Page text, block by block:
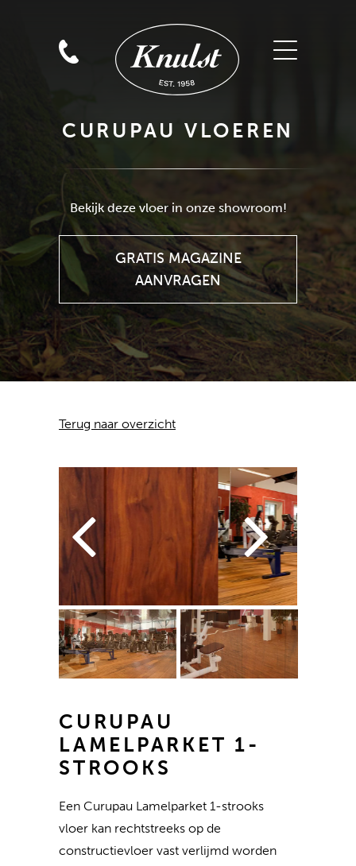
CURUPAU VLOEREN
Bekijk deze vloer in onze showroom!
GRATIS MAGAZINE
AANVRAGEN
AANVRAGEN
Terug naar overzicht
CURUPAU
LAMELPARKET 1-
STROOKS
Een Curupau Lamelparket 1-strooks
vloer kan rechtstreeks op de
constructievloer vast verlijmd worden